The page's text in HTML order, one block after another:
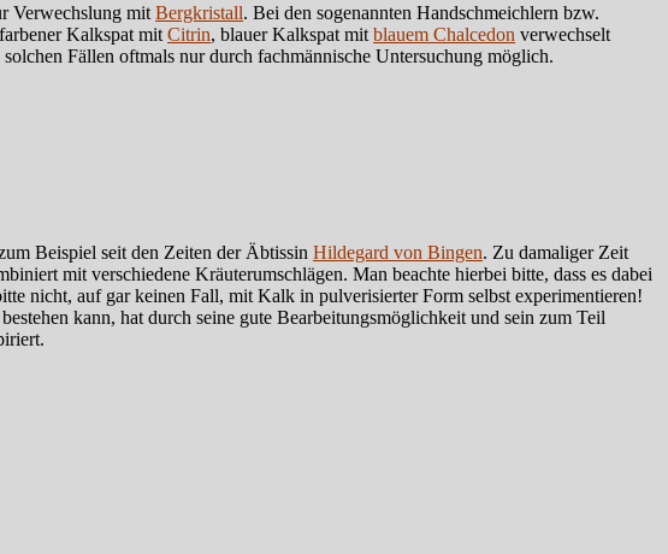
Verwechslung mit Bergkristall. Bei den sogenannten Handschmeichlern bzw.
Kalkspat mit Citrin, blauer Kalkspat mit blauem Chalcedon verwechselt
Fällen oftmals nur durch fachmännische Untersuchung möglich.
Beispiel seit den Zeiten der Äbtissin Hildegard von Bingen. Zu damaliger Zeit
mit verschiedene Kräuterumschlägen. Man beachte hierbei bitte, dass es dabei
nicht, auf gar keinen Fall, mit Kalk in pulverisierter Form selbst experimentieren!
kann, hat durch seine gute Bearbeitungsmöglichkeit und sein zum Teil